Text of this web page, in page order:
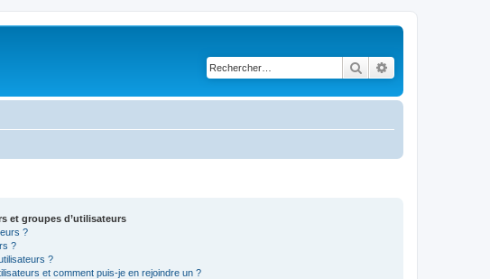
Rechercher
et groupes d’utilisateurs
?
?
?
et comment puis-je en rejoindre un ?